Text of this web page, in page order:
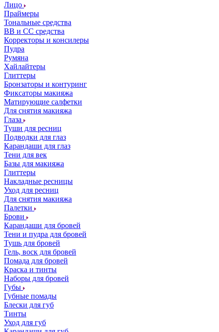
Лицо
Праймеры
Тональные средства
ВВ и СС средства
Корректоры и консилеры
Пудра
Румяна
Хайлайтеры
Глиттеры
Бронзаторы и контуринг
Фиксаторы макияжа
Матирующие салфетки
Для снятия макияжа
Глаза
Туши для ресниц
Подводки для глаз
Карандаши для глаз
Тени для век
Базы для макияжа
Глиттеры
Накладные ресницы
Уход для ресниц
Для снятия макияжа
Палетки
Брови
Карандаши для бровей
Тени и пудра для бровей
Тушь для бровей
Гель, воск для бровей
Помада для бровей
Краска и тинты
Наборы для бровей
Губы
Губные помады
Блески для губ
Тинты
Уход для губ